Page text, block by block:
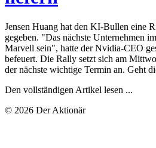
Jensen Huang hat den KI-Bullen eine
gegeben. "Das nächste Unternehmen
Marvell sein", hatte der Nvidia-CEO
befeuert. Die Rally setzt sich am
der nächste wichtige Termin an. Geht
Den vollständigen Artikel lesen ...
© 2026 Der Aktionär